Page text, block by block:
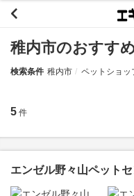
稚内市のおすす
検索条件 稚内市 ペットショッ
5 件
エンゼル野々山ペット